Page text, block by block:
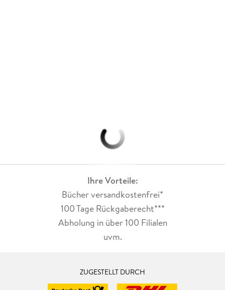
Ihre Vorteile:
Bücher versandkostenfrei*
100 Tage Rückgaberecht***
Abholung in über 100 Filialen
uvm.
ZUGESTELLT DURCH